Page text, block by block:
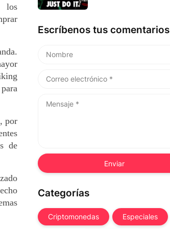
los
por
de
Escríbenos tus comentarios
Categorías
Criptomonedas Especiales